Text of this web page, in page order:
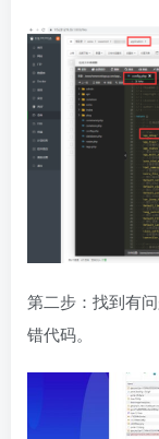
第二步：找到有
错代码。